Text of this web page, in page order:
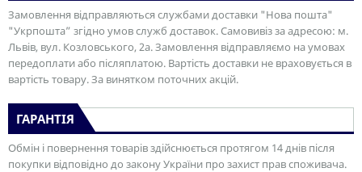
Замовлення відправляються службами доставки "Нова пошта"
"Укрпошта” згідно умов служб доставок. Самовивіз за адресою: м.
Львів, вул. Козловського, 2а. Замовлення відправляємо на умовах
передоплати або післяплатою. Вартість доставки не враховується в
вартість товару. За винятком поточних акцій.
ГАРАНТІЯ
Обмін і повернення товарів здійснюється протягом 14 днів після
покупки відповідно до закону України про захист прав споживача.